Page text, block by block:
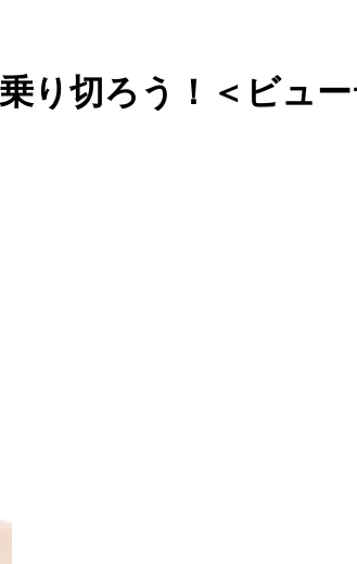
り切ろう！＜ビュ